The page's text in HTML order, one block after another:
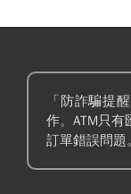
「防詐騙提
作。ATM只
訂單錯誤問題